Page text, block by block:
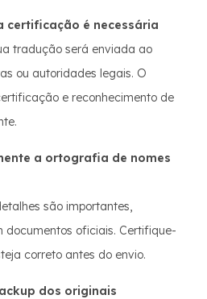
certificação é necessária
tradução será enviada ao
ou autoridades legais. O
e reconhecimento de
a ortografia de nomes
são importantes,
documentos oficiais. Certifique-
correto antes do envio.
dos originais